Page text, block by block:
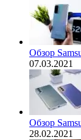
Обзор
07.03.2021
Обзор
28.02.2021